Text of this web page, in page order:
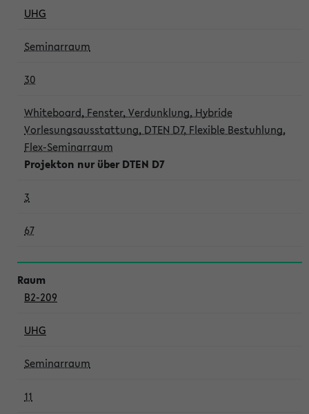
UHG
Seminarraum
30
Whiteboard, Fenster, Verdunklung, Hybride
Vorlesungsausstattung, DTEN D7, Flexible Bestuhlung,
Flex-Seminarraum
Projekton nur über DTEN D7
3
67
B2-209
UHG
Seminarraum
11